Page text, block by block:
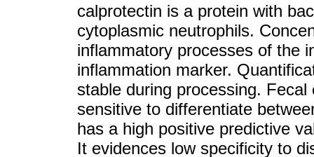
calprotectin is a protein with
cytoplasmic neutrophils.
inflammatory processes of the
inflammation marker.
stable during processing.
sensitive to differentiate
has a high positive predictive
It evidences low specificity to